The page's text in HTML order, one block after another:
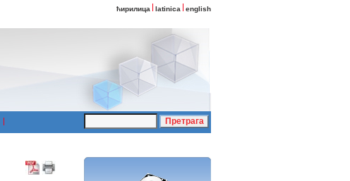
ћирилица latinica english